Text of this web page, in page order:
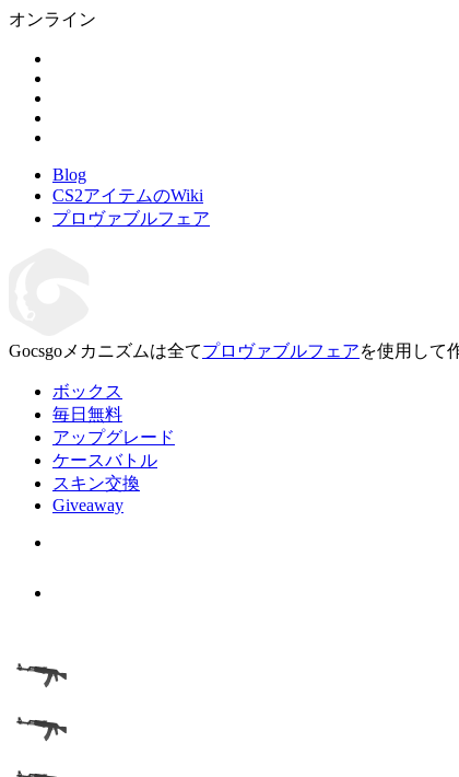
オンライン
Blog
CS2アイテムのWiki
プロヴァブルフェア
Gocsgoメカニズムは全てプロヴァブルフェアを使用して
ボックス
毎日無料
アップグレード
ケースバトル
スキン交換
Giveaway